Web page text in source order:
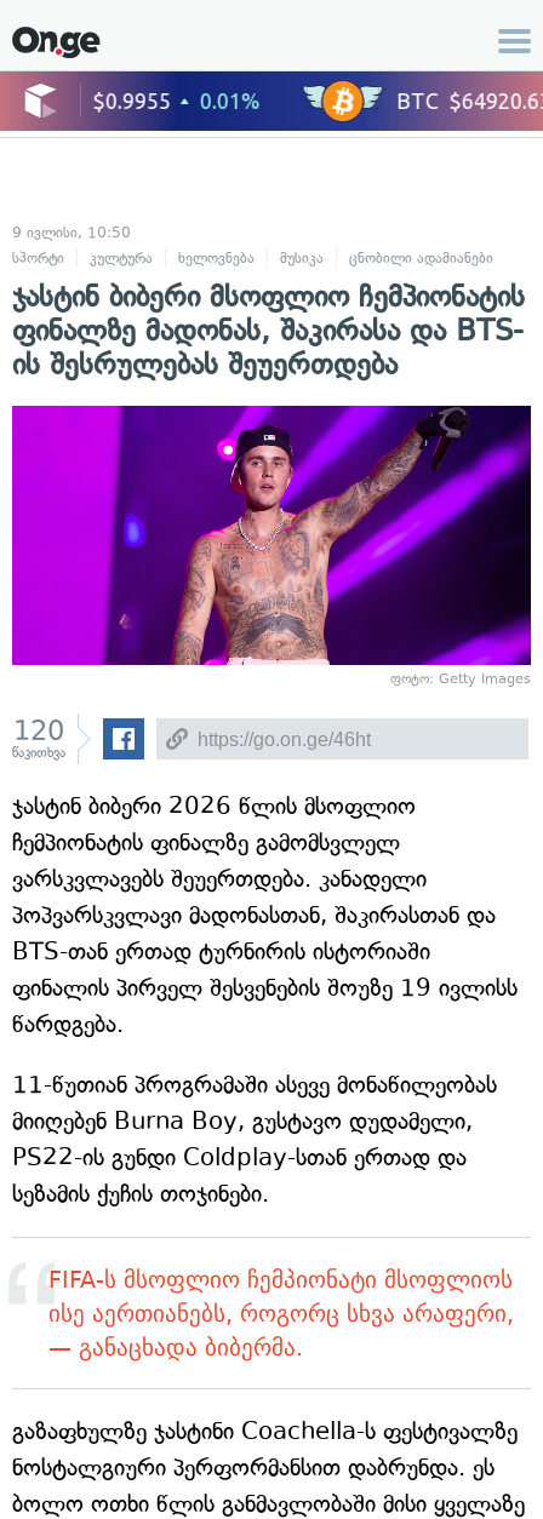
9 ივლისი, 10:50
სპორტი
კულტურა ხელოვნება მუსიკა ცნობილი ადამიანები
ჯასტინ ბიბერი მსოფლიო ჩემპიონატის
ფინალზე მადონას, შაკირასა და BTS-
ის შესრულებას შეუერთდება
ფოტო: Getty Images
120
წაკითხვა
ჯასტინ ბიბერი 2026 წლის მსოფლიო
ჩემპიონატის ფინალზე გამომსვლელ
ვარსკვლავებს შეუერთდება. კანადელი
პოპვარსკვლავი მადონასთან, შაკირასთან და
BTS-თან ერთად ტურნირის ისტორიაში
ფინალის პირველ შესვენების შოუზე 19 ივლისს
წარდგება.
11-წუთიან პროგრამაში ასევე მონაწილეობას
მიიღებენ Burna Boy, გუსტავო დუდამელი,
PS22-ის გუნდი Coldplay-სთან ერთად და
სეზამის ქუჩის თოჯინები.
FIFA-ს მსოფლიო ჩემპიონატი მსოფლიოს
ისე აერთიანებს, როგორც სხვა არაფერი,
— განაცხადა ბიბერმა.
გაზაფხულზე ჯასტინი Coachella-ს ფესტივალზე
ნოსტალგიური პერფორმანსით დაბრუნდა. ეს
ბოლო ოთხი წლის განმავლობაში მისი ყველაზე